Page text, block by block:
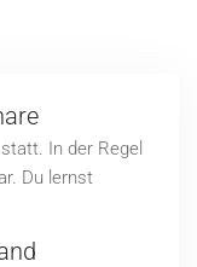
In der Regel
Du lernst